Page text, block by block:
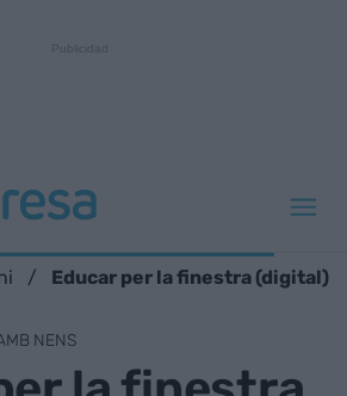
Educar per la finestra (digital)
NENS